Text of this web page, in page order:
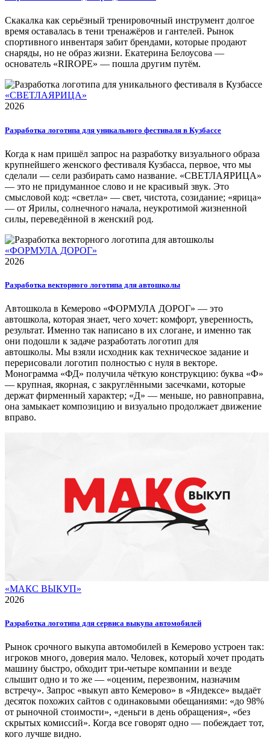
Скакалка как серьёзный тренировочный инструмент долгое
время оставалась в тени тренажёров и гантелей. Рынок
спортивного инвентаря забит брендами, которые продают
снаряды, но не образ жизни. Екатерина Белоусова —
основатель «RIROPE» — пошла другим путём.
«СВЕТЛАЯРИЦА»
2026
Разработка логотипа для уникального фестиваля в Кузбассе
Когда к нам пришёл запрос на разработку визуального образа
крупнейшего женского фестиваля Кузбасса, первое, что мы
сделали — сели разбирать само название. «СВЕТЛАЯРИЦА»
— это не придуманное слово и не красивый звук. Это
смысловой код: «светла» — свет, чистота, созидание; «ярица»
— от Ярилы, солнечного начала, неукротимой жизненной
силы, переведённой в женский род.
«ФОРМУЛА ДОРОГ»
2026
Разработка векторного логотипа для автошколы
Автошкола в Кемерово «ФОРМУЛА ДОРОГ» — это
автошкола, которая знает, чего хочет: комфорт, уверенность,
результат. Именно так написано в их слогане, и именно так
они подошли к задаче разработать логотип для
автошколы. Мы взяли исходник как техническое задание и
перерисовали логотип полностью с нуля в векторе.
Монограмма «ФД» получила чёткую конструкцию: буква «Ф»
— крупная, якорная, с закруглёнными засечками, которые
держат фирменный характер; «Д» — меньше, но равноправна,
она замыкает композицию и визуально продолжает движение
вправо.
«МАКС ВЫКУП»
2026
Разработка логотипа для сервиса выкупа автомобилей
Рынок срочного выкупа автомобилей в Кемерово устроен так:
игроков много, доверия мало. Человек, который хочет продать
машину быстро, обходит три-четыре компании и везде
слышит одно и то же — «оценим, перезвоним, назначим
встречу». Запрос «выкуп авто Кемерово» в «Яндексе» выдаёт
десяток похожих сайтов с одинаковыми обещаниями: «до 98%
от рыночной стоимости», «деньги в день обращения», «без
скрытых комиссий». Когда все говорят одно — побеждает тот,
кого лучше видно.